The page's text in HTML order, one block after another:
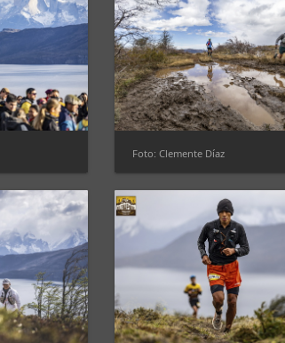
Foto: Clemente Díaz